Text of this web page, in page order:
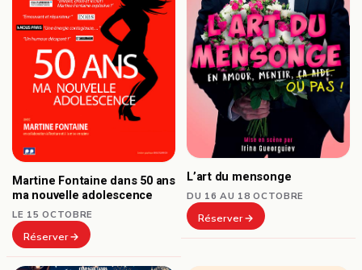
Martine Fontaine dans 50 ans
ma nouvelle adolescence
LE 15 OCTOBRE
Réserver
L’art du mensonge
DU 16 AU 18 OCTOBRE
Réserver